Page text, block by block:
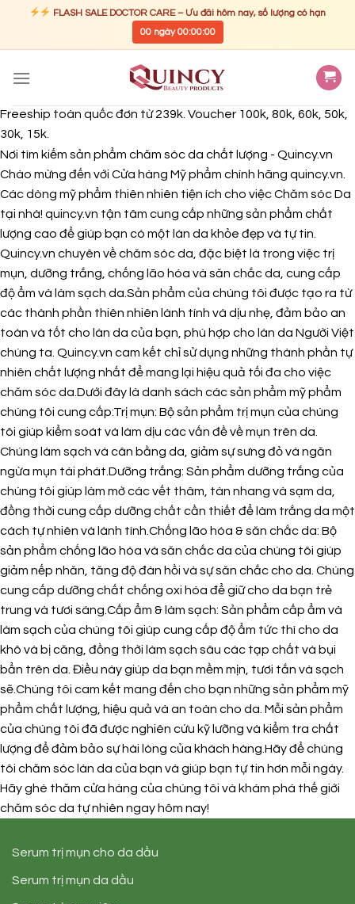
FLASH SALE DOCTOR CARE – Ưu đãi hôm nay, số lượng có hạn
00ngày00:00:00
Freeship toàn quốc đơn từ 239k. Voucher 100k, 80k, 60k, 50k,
30k, 15k.
Nơi tìm kiếm sản phẩm chăm sóc da chất lượng - Quincy.vn
Chào mừng đến với Cửa hàng Mỹ phẩm chính hãng quincy.vn.
Các dòng mỹ phẩm thiên nhiên tiện ích cho việc Chăm sóc Da
tại nhà! quincy.vn tận tâm cung cấp những sản phẩm chất
lượng cao để giúp bạn có một làn da khỏe đẹp và tự tin.
Quincy.vn chuyên về chăm sóc da, đặc biệt là trong việc trị
mụn, dưỡng trắng, chống lão hóa và săn chắc da, cung cấp
độ ẩm và làm sạch da.Sản phẩm của chúng tôi được tạo ra từ
các thành phần thiên nhiên lành tính và dịu nhẹ, đảm bảo an
toàn và tốt cho làn da của bạn, phù hợp cho làn da Người Việt
chúng ta. Quincy.vn cam kết chỉ sử dụng những thành phần tự
nhiên chất lượng nhất để mang lại hiệu quả tối đa cho việc
chăm sóc da.Dưới đây là danh sách các sản phẩm mỹ phẩm
chúng tôi cung cấp:Trị mụn: Bộ sản phẩm trị mụn của chúng
tôi giúp kiểm soát và làm dịu các vấn đề về mụn trên da.
Chúng làm sạch và cân bằng da, giảm sự sưng đỏ và ngăn
ngừa mụn tái phát.Dưỡng trắng: Sản phẩm dưỡng trắng của
chúng tôi giúp làm mờ các vết thâm, tàn nhang và sạm da,
đồng thời cung cấp dưỡng chất cần thiết để làm trắng da một
cách tự nhiên và lành tính.Chống lão hóa & săn chắc da: Bộ
sản phẩm chống lão hóa và săn chắc da của chúng tôi giúp
giảm nếp nhăn, tăng độ đàn hồi và sự săn chắc cho da. Chúng
cung cấp dưỡng chất chống oxi hóa để giữ cho da bạn trẻ
trung và tươi sáng.Cấp ẩm & làm sạch: Sản phẩm cấp ẩm và
làm sạch của chúng tôi giúp cung cấp độ ẩm tức thì cho da
khô và bị căng, đồng thời làm sạch sâu các tạp chất và bụi
bẩn trên da. Điều này giúp da bạn mềm mịn, tươi tắn và sạch
sẽ.Chúng tôi cam kết mang đến cho bạn những sản phẩm mỹ
phẩm chất lượng, hiệu quả và an toàn cho da. Mỗi sản phẩm
của chúng tôi đã được nghiên cứu kỹ lưỡng và kiểm tra chất
lượng để đảm bảo sự hài lòng của khách hàng.Hãy để chúng
tôi chăm sóc làn da của bạn và giúp bạn tự tin hơn mỗi ngày.
Hãy ghé thăm cửa hàng của chúng tôi và khám phá thế giới
chăm sóc da tự nhiên ngay hôm nay!
Serum trị mụn cho da dầu
Serum trị mụn da dầu